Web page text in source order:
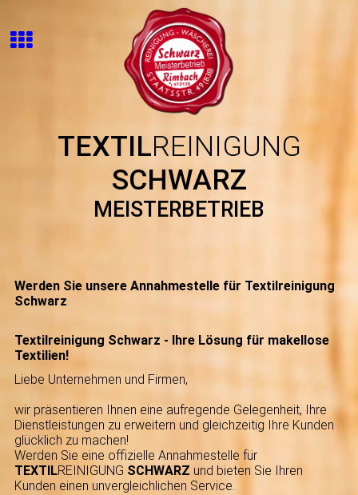
TEXTILREINIGUNG
SCHWARZ
MEISTERBETRIEB
Werden Sie unsere Annahmestelle für Textilreinigung
Schwarz
Textilreinigung Schwarz - Ihre Lösung für makellose
Textilien!
Liebe Unternehmen und Firmen,
wir präsentieren Ihnen eine aufregende Gelegenheit, Ihre
Dienstleistungen zu erweitern und gleichzeitig Ihre Kunden
glücklich zu machen!
Werden Sie eine offizielle Annahmestelle für
TEXTILREINIGUNG SCHWARZ und bieten Sie Ihren
Kunden einen unvergleichlichen Service.